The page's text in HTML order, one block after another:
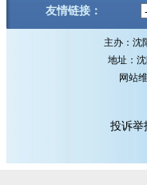
友情链接：
主办：沈
地址：
网站
投诉举